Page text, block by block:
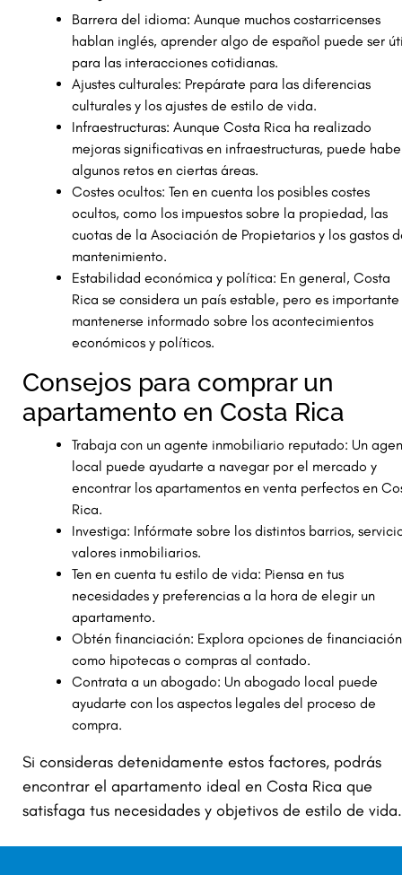
Barrera del idioma: Aunque muchos costarricenses
hablan inglés, aprender algo de español puede ser
para las interacciones cotidianas.
Ajustes culturales: Prepárate para las diferencias
culturales y los ajustes de estilo de vida.
Infraestructuras: Aunque Costa Rica ha realizado
mejoras significativas en infraestructuras, puede
algunos retos en ciertas áreas.
Costes ocultos: Ten en cuenta los posibles costes
ocultos, como los impuestos sobre la propiedad, las
cuotas de la Asociación de Propietarios y los gastos
mantenimiento.
Estabilidad económica y política: En general, Costa
Rica se considera un país estable, pero es importante
mantenerse informado sobre los acontecimientos
económicos y políticos.
Consejos para comprar un
apartamento en Costa Rica
Trabaja con un agente inmobiliario reputado: Un
local puede ayudarte a navegar por el mercado y
encontrar los apartamentos en venta perfectos en
Rica.
Investiga: Infórmate sobre los distintos barrios,
valores inmobiliarios.
Ten en cuenta tu estilo de vida: Piensa en tus
necesidades y preferencias a la hora de elegir un
apartamento.
Obtén financiación: Explora opciones de
como hipotecas o compras al contado.
Contrata a un abogado: Un abogado local puede
ayudarte con los aspectos legales del proceso de
compra.
Si consideras detenidamente estos factores, podrás
encontrar el apartamento ideal en Costa Rica que
satisfaga tus necesidades y objetivos de estilo de vida.